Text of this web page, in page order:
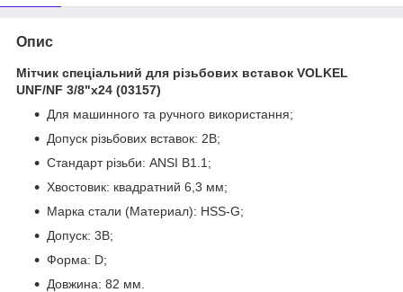
Опис
Мітчик спеціальний для різьбових вставок VOLKEL
UNF/NF 3/8"x24 (03157)
Для машинного та ручного використання;
Допуск різьбових вставок: 2B;
Стандарт різьби: ANSI B1.1;
Хвостовик: квадратний 6,3 мм;
Марка стали (Материал): HSS-G;
Допуск: 3B;
Форма: D;
Довжина: 82 мм.